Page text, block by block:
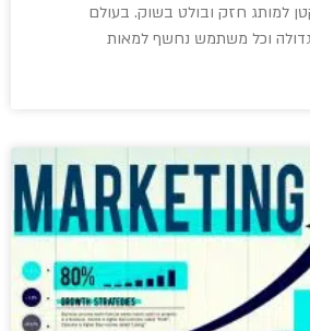
למותג חזק ובולט בשוק. בעולם
גדולה וכל משתמש נחשף למאות